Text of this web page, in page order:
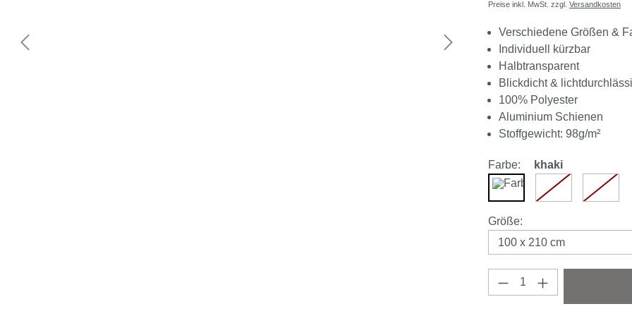
Preise inkl. MwSt. zzgl. Versandkosten
Verschiedene Größen &
Individuell kürzbar
Halbtransparent
Blickdicht &
100% Polyester
Aluminium Schienen
Stoffgewicht: 98g/m²
Farbe: khaki
weiß
(Diese Option ist
grau
(Diese
Größeauswählen
:
Produkt Anzahl: